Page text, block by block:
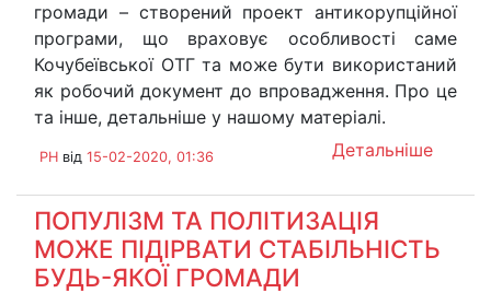
громади – створений проект антикорупційної
програми, що враховує особливості саме
Кочубеївської ОТГ та може бути використаний
як робочий документ до впровадження. Про це
та інше, детальніше у нашому матеріалі.
Детальніше
PH від 15-02-2020, 01:36
ПОПУЛІЗМ ТА ПОЛІТИЗАЦІЯ
МОЖЕ ПІДІРВАТИ СТАБІЛЬНІСТЬ
БУДЬ-ЯКОЇ ГРОМАДИ